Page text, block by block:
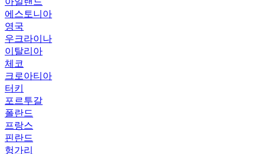
에스토니아
영국
우크라이나
이탈리아
체코
크로아티아
터키
포르투갈
폴란드
프랑스
핀란드
헝가리